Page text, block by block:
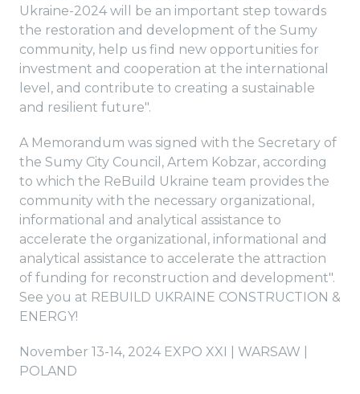
Ukraine-2024 will be an important step towards
the restoration and development of the Sumy
community, help us find new opportunities for
investment and cooperation at the international
level, and contribute to creating a sustainable
and resilient future".
A Memorandum was signed with the Secretary of
the Sumy City Council, Artem Kobzar, according
to which the ReBuild Ukraine team provides the
community with the necessary organizational,
informational and analytical assistance to
accelerate the organizational, informational and
analytical assistance to accelerate the attraction
of funding for reconstruction and development".
See you at REBUILD UKRAINE CONSTRUCTION &
ENERGY!
November 13-14, 2024 EXPO XXI | WARSAW |
POLAND